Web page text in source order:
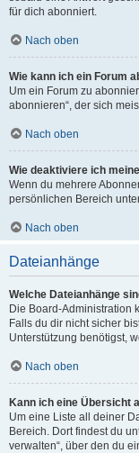
für dich abonniert.
Nach oben
Wie kann ich ein Forum
Um ein Forum zu
abonnieren“, der sich
Nach oben
Wie deaktiviere ich
Wenn du mehrere
persönlichen Bereich
Nach oben
Dateianhänge
Welche Dateianhänge
Die Board-Administration
Falls du dir nicht sicher
Unterstützung benötigst,
Nach oben
Kann ich eine Übersicht
Um eine Liste all deiner
Bereich. Dort findest du
verwalten“, über den du